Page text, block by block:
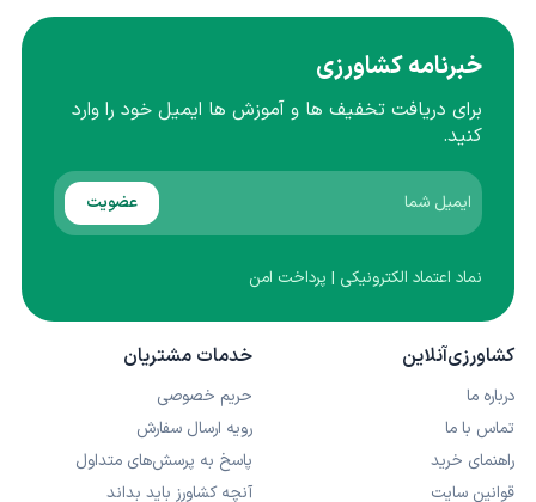
خبرنامه کشاورزی
برای دریافت تخفیف ها و آموزش ها ایمیل خود را وارد
کنید.
عضویت
نماد اعتماد الکترونیکی | پرداخت امن
کشاورزی‌آنلاین
درباره ما
تماس با ما
راهنمای خرید
قوانین سایت
خدمات مشتریان
حریم خصوصی
رویه ارسال سفارش
پاسخ به پرسش‌های متداول
آنچه کشاورز باید بداند